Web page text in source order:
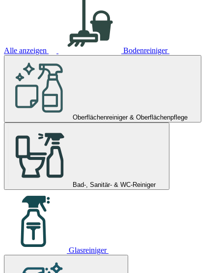
Alle anzeigen Bodenreiniger
Oberflächenreiniger & Oberflächenpflege
Bad-, Sanitär- & WC-Reiniger
Glasreiniger